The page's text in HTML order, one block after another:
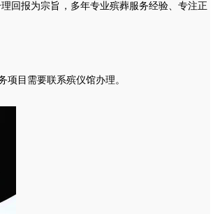
理回报为宗旨，多年专业殡葬服务经验、专注正
项目需要联系殡仪馆办理 。